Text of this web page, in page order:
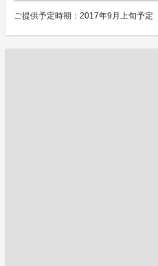
ご提供予定時期：2017年9月上旬予定